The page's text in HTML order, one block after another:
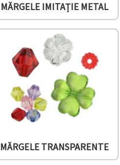
MĂRGELE IMITAȚIE METAL
MĂRGELE TRANSPARENTE